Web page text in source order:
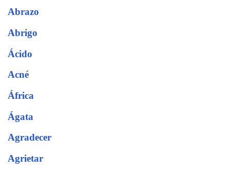
Abrazo
Abrigo
Ácido
Acné
África
Ágata
Agradecer
Agrietar